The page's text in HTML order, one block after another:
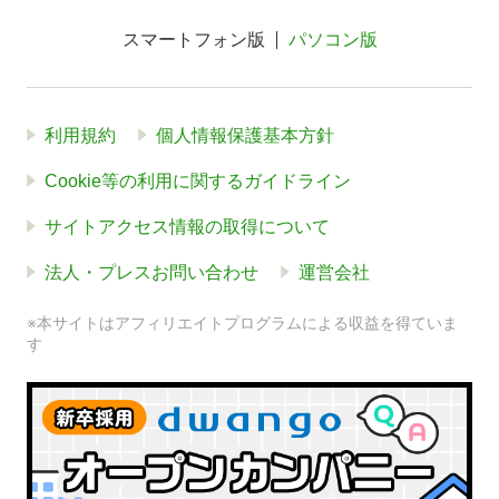
スマートフォン版 パソコン版
利用規約 個人情報保護基本方針
Cookie等の利用に関するガイドライン
サイトアクセス情報の取得について
法人・プレスお問い合わせ 運営会社
※本サイトはアフィリエイトプログラムによる収益を得ていま
す